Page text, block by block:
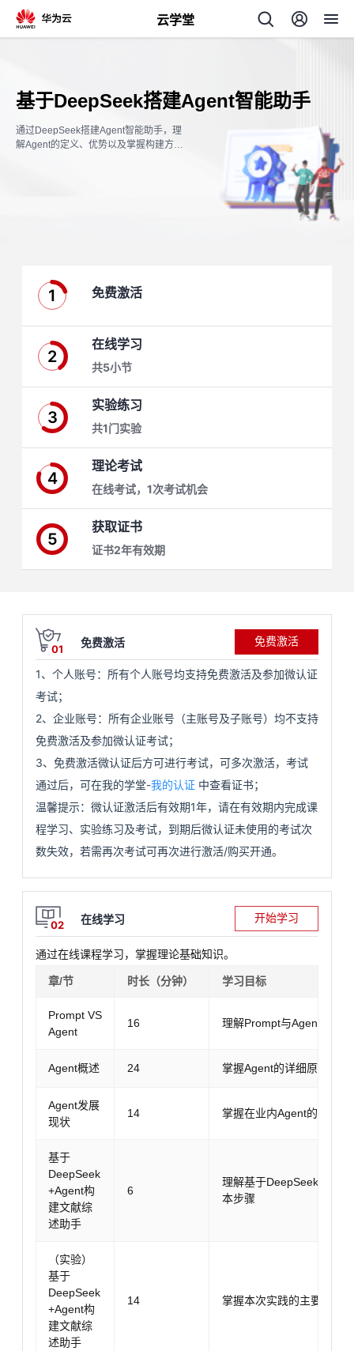
云学堂
习
径
在
课
程
实
验
我
的
活
我
的
注
伙
我
的
程
我
认
证
的
实
验
我
的
收
战
营
资
讯
基于DeepSeek搭建Agent智能助手
通过DeepSeek搭建Agent智能助手，理
解Agent的定义、优势以及掌握构建方
1 免费激活
2
在线学习
共5小节
3
实验练习
共1门实验
4
理论考试
在线考试，1次考试机会
5
获取证书
证书2年有效期
01
免费激活 免费激活
1、个人账号：所有个人账号均支持免费激活及参加微认证
考试；
2、企业账号：所有企业账号（主账号及子账号）均不支持
免费激活及参加微认证考试；
3、免费激活微认证后方可进行考试，可多次激活，考试
通过后，可在我的学堂-我的认证 中查看证书；
温馨提示：微认证激活后有效期1年，请在有效期内完成课
程学习、实验练习及考试，到期后微认证未使用的考试次
数失效，若需再次考试可再次进行激活/购买开通。
02 在线学习 开始学习
通过在线课程学习，掌握理论基础知识。
章/节 时长（分钟） 学习目标
Prompt VS
Agent
16 理解Prompt与Agent的差
Agent概述 24 掌握Agent的详细原理
Agent发展
现状
14 掌握在业内Agent的发展
基于
DeepSeek
+Agent构
建文献综
述助手
6
理解基于
本步骤
（实验）
基于
DeepSeek
+Agent构
建文献综
述助手
14 掌握本次实践的主要流程